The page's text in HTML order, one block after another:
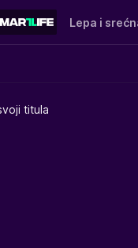
Lepa i
titula